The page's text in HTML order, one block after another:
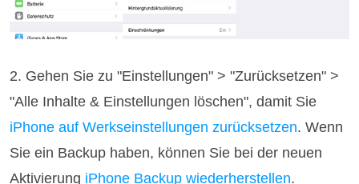
2. Gehen Sie zu "Einstellungen" > "Zurücksetzen" >
"Alle Inhalte & Einstellungen löschen", damit Sie
iPhone auf Werkseinstellungen zurücksetzen. Wenn
Sie ein Backup haben, können Sie bei der neuen
Aktivierung iPhone Backup wiederherstellen.